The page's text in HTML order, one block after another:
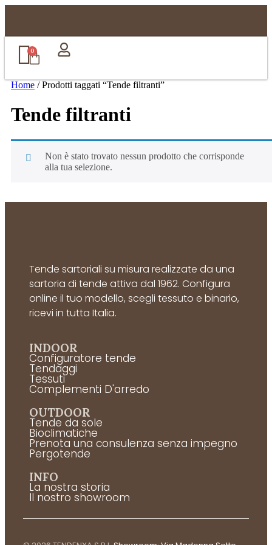
0
Home / Prodotti taggati “Tende filtranti”
Tende filtranti
Non è stato trovato nessun prodotto che corrisponde
alla tua selezione.
Tende sartoriali su misura realizzate da una
sartoria di tende attiva dal 1962. Configura
online il tuo modello, scegli tessuto e binario,
ricevi in tutta Italia.
INDOOR
Configuratore tende
Tendaggi
Tessuti
Complementi D'arredo
OUTDOOR
Tende da sole
Bioclimatiche
Prenota una consulenza senza impegno
Pergotende
INFO
La nostra storia
Il nostro showroom